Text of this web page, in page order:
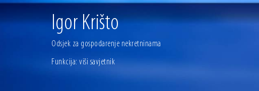
04.07.2026 | Zbog povoljnih vodostaja i pravodobnih mjera komarci ove godine
04.08.2026 | U Osijeku obilježen Dan pobjede i domovinske zahvalnosti i Dan
Igor Krišto
Odsjek za gospodarenje nekretninama
Funkcija: viši savjetnik